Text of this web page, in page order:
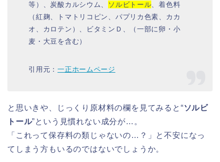
等）、炭酸カルシウム、
ソルビトール 、着色料
（紅麹、トマトリコピン、パプリカ色素、カカ
オ、カロテン）、ビタミンＤ、（一部に卵・小
麦・大豆を含む）
引用元：一正ホームページ
と思いきや、じっくり原材料の欄を見てみると“ソルビ
トール”という見慣れない成分が…。
「これって保存料の類じゃないの…？」と不安になっ
てしまう方もいるのではないでしょうか。